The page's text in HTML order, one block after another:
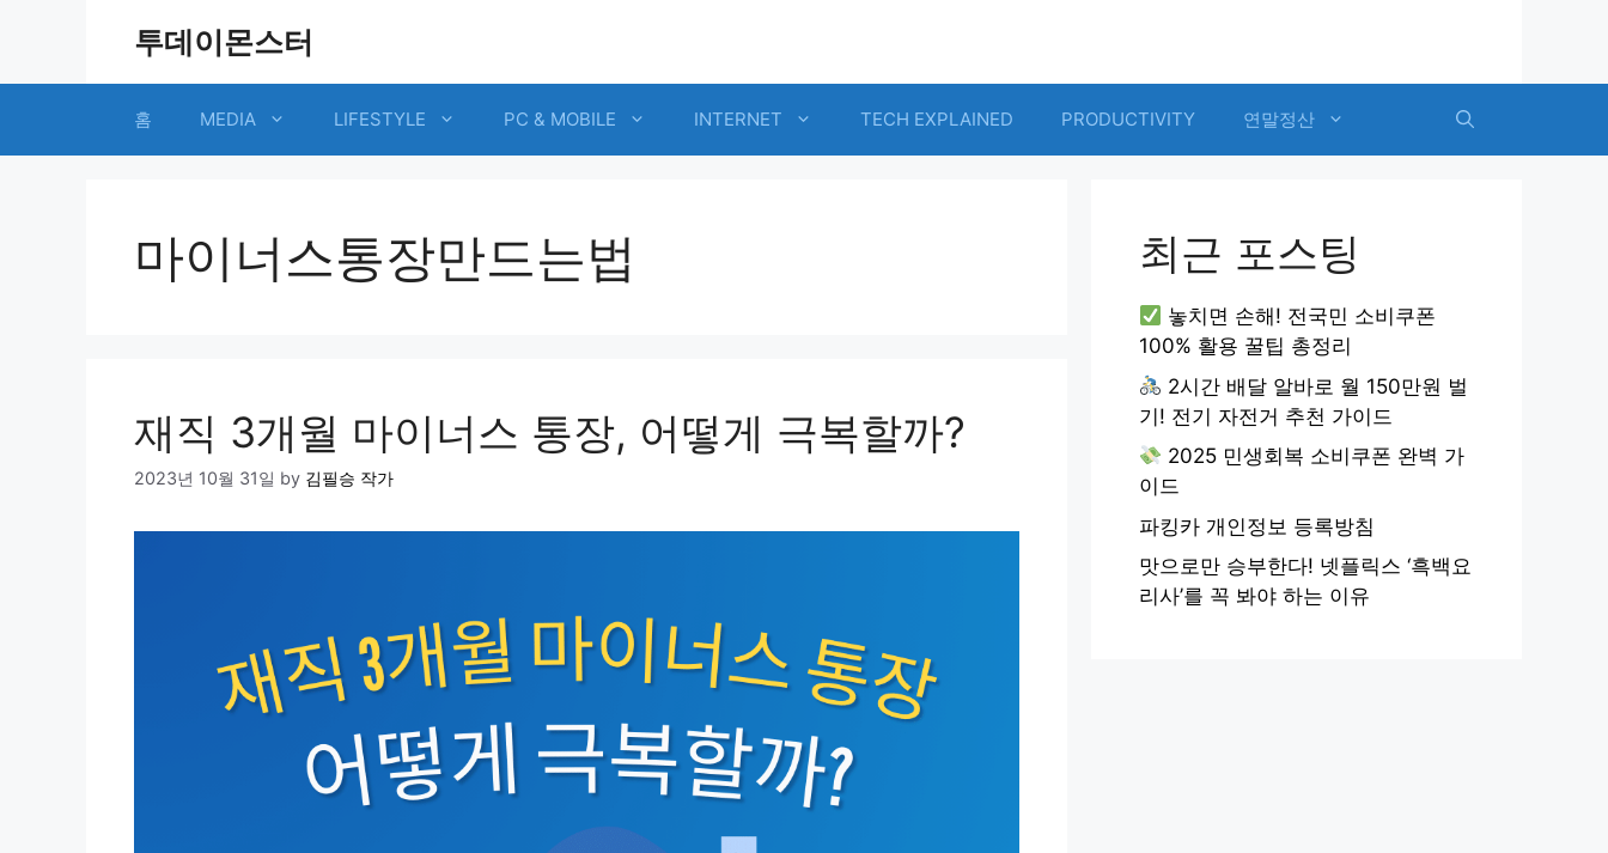
투데이몬스터
홈 MEDIA LIFESTYLE PC & MOBILE INTERNET TECH EXPLAINED PRODUCTIVITY 연말정산
마이너스통장만드는법
재직 3개월 마이너스 통장, 어떻게 극복할까?
2023년 10월 31일 by 김필승 작가
최근 포스팅
놓치면 손해! 전국민 소비쿠폰
100% 활용 꿀팁 총정리
2시간 배달 알바로 월 150만원 벌
기! 전기 자전거 추천 가이드
2025 민생회복 소비쿠폰 완벽 가
이드
파킹카 개인정보 등록방침
맛으로만 승부한다! 넷플릭스 ‘흑백요
리사’를 꼭 봐야 하는 이유